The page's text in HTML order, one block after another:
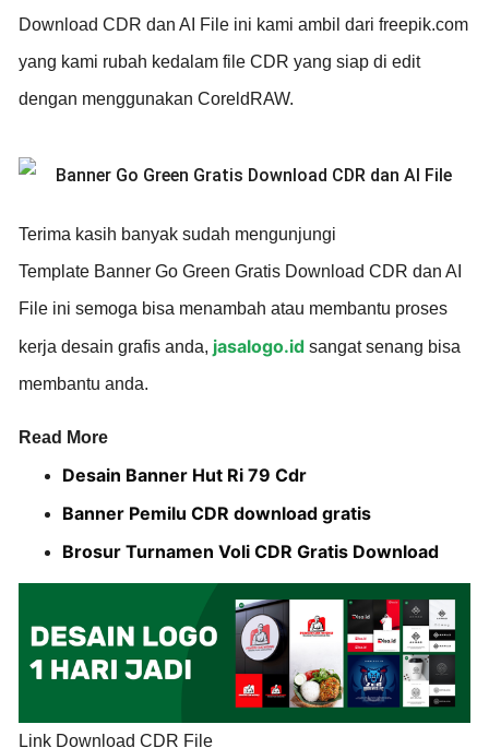
Download CDR dan AI File ini kami ambil dari freepik.com
yang kami rubah kedalam file CDR yang siap di edit
dengan menggunakan CoreldRAW.
Terima kasih banyak sudah mengunjungi
Template Banner Go Green Gratis Download CDR dan AI
File ini semoga bisa menambah atau membantu proses
kerja desain grafis anda, jasalogo.id sangat senang bisa
membantu anda.
Read More
Desain Banner Hut Ri 79 Cdr
Banner Pemilu CDR download gratis
Brosur Turnamen Voli CDR Gratis Download
Link Download CDR File